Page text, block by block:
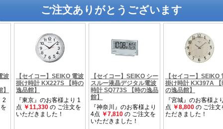
ご注文ありがとうございます